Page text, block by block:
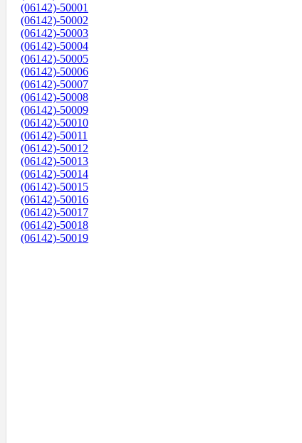
(06142)-50001
(06142)-50002
(06142)-50003
(06142)-50004
(06142)-50005
(06142)-50006
(06142)-50007
(06142)-50008
(06142)-50009
(06142)-50010
(06142)-50011
(06142)-50012
(06142)-50013
(06142)-50014
(06142)-50015
(06142)-50016
(06142)-50017
(06142)-50018
(06142)-50019